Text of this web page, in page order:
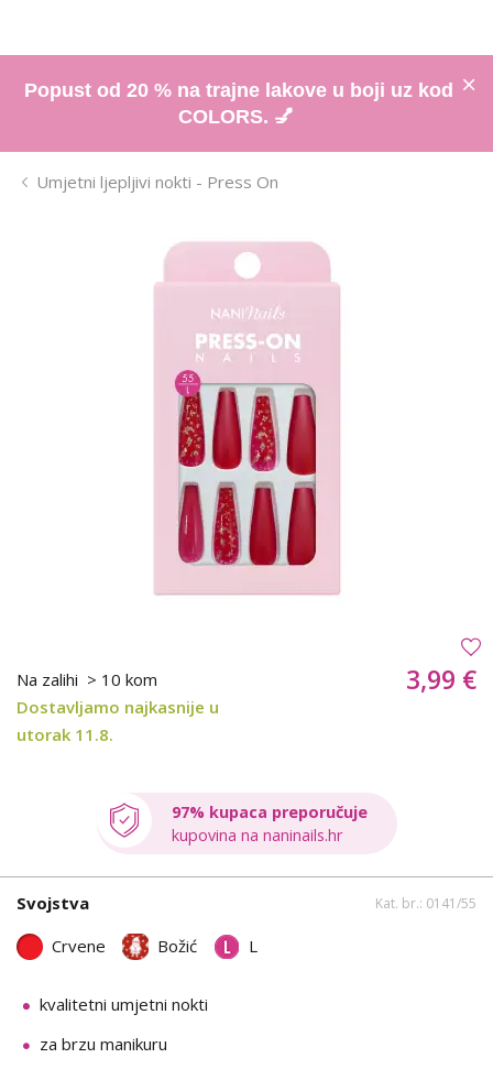
Popust od 20 % na trajne lakove u boji uz kod
COLORS. 💅
Umjetni ljepljivi nokti - Press On
Na zalihi > 10 kom
Dostavljamo najkasnije u
utorak 11.8.
3,99 €
97% kupaca preporučuje
kupovina na naninails.hr
Svojstva Kat. br.: 0141/55
Crvene Božić L
kvalitetni umjetni nokti
za brzu manikuru